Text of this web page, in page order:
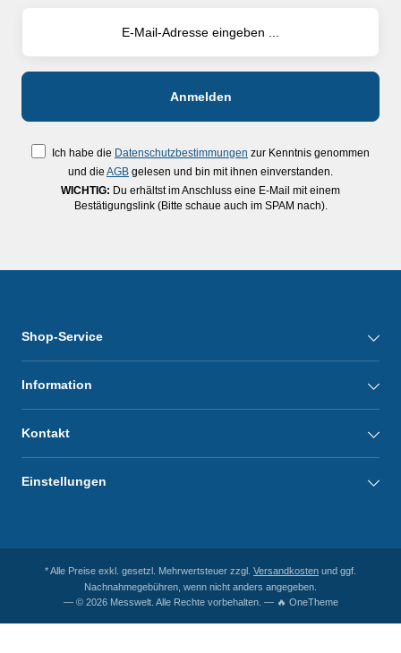
Ich habe die Datenschutzbestimmungen zur Kenntnis genommen
und die AGB gelesen und bin mit ihnen einverstanden.
WICHTIG: Du erhältst im Anschluss eine E-Mail mit einem
Bestätigungslink (Bitte schaue auch im SPAM nach).
Shop-Service
Information
Kontakt
Einstellungen
* Alle Preise exkl. gesetzl. Mehrwertsteuer zzgl. Versandkosten und ggf.
Nachnahmegebühren, wenn nicht anders angegeben.
— © 2026 Messwelt. Alle Rechte vorbehalten. — 🔥 OneTheme